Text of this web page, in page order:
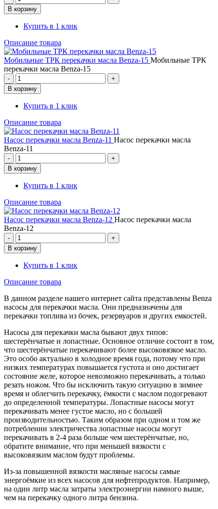
Купить в 1 клик
Описание товара
Мобильные ТРК перекачки масла Benza-15 Мобильные ТРК
перекачки масла Benza-15
Купить в 1 клик
Описание товара
Насос перекачки масла Benza-11 Насос перекачки масла
Benza-11
Купить в 1 клик
Описание товара
Насос перекачки масла Benza-12 Насос перекачки масла
Benza-12
Купить в 1 клик
Описание товара
В данном разделе нашего интернет сайта представлены Benza
насосы для перекачки масла. Они предназначены для
перекачки топлива из бочек, резервуаров и других емкостей.
Насосы для перекачки масла бывают двух типов:
шестерёнчатые и лопастные. Основное отличие состоит в том,
что шестерёнчатые перекачивают более высоковязкое масло.
Это особо актуально в холодное время года, потому что при
низких температурах повышается густота и оно достигает
состояние желе, которое невозможно перекачивать, а только
резать ножом. Что бы исключить такую ситуацию в зимнее
время и облегчить перекачку, ёмкости с маслом подогревают
до определенной температуры. Лопастные насосы могут
перекачивать менее густое масло, но с большей
производительностью. Таким образом при одном и том же
потреблении электричества лопастные насосы могут
перекачивать в 2-4 раза больше чем шестерёнчатые, но,
обратите внимание, что при меньшей вязкости с
высоковязким маслом будут проблемы.
Из-за повышенной вязкости масляные насосы самые
энергоёмкие из всех насосов для нефтепродуктов. Например,
на один литр масла затраты электроэнергии намного выше,
чем на перекачку одного литра бензина.